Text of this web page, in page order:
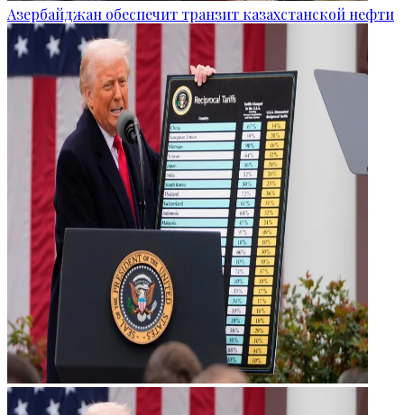
Азербайджан обеспечит транзит казахстанской нефти